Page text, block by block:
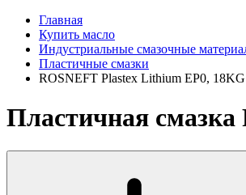
Главная
Купить масло
Индустриальные смазочные
Пластичные смазки
ROSNEFT Plastex Lithium EP0, 18KG
Пластичная